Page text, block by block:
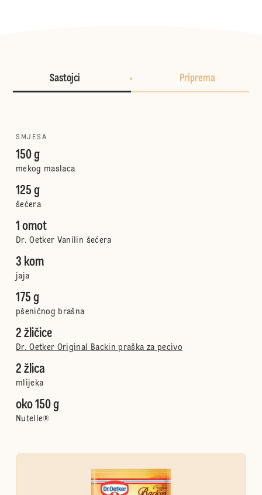
Sastojci Priprema
SMJESA
150 g
mekog maslaca
125 g
šećera
1 omot
Dr. Oetker Vanilin šećera
3 kom
jaja
175 g
pšeničnog brašna
2 žličice
Dr. Oetker Original Backin praška za pecivo
2 žlica
mlijeka
oko 150 g
Nutelle®